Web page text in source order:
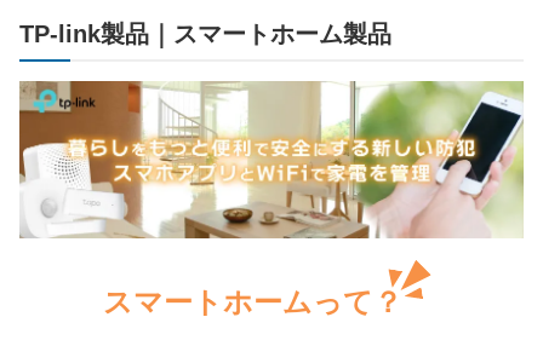
TP-link製品｜スマートホーム製品
スマートホームって？